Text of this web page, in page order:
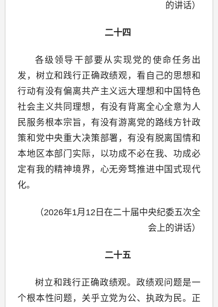
的讲话）
二十四
各级领导干部要从实现党的使命任务出
发，树立和践行正确政绩观，看自己的思想和
行动有没有偏离共产主义远大理想和中国特色
社会主义共同理想，有没有背离全心全意为人
民服务根本宗旨，有没有游离党的路线方针政
策和党中央重大决策部署，有没有脱离国情和
本地区本部门实际，以功成不必在我、功成必
定有我的精神境界，心无旁骛推进中国式现代
化。
（2026年1月12日在二十届中央纪委五次全
会上的讲话）
二十五
树立和践行正确政绩观。政绩观问题是一
个根本性问题，关乎立党为公、执政为民。正